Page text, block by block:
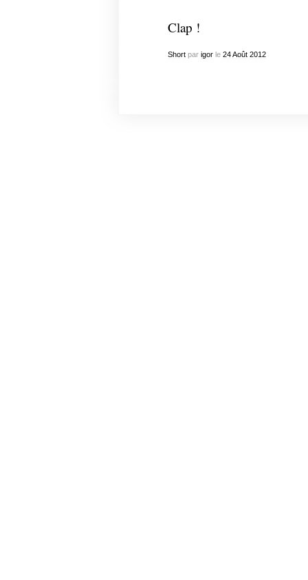
Clap !
Shortpar igorle 24 Août 2012